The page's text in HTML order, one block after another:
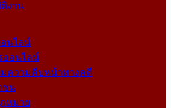
งาน
นไลน์
ออนไลน์
ความคืบหน้าทางคดี
ชน
หมาย